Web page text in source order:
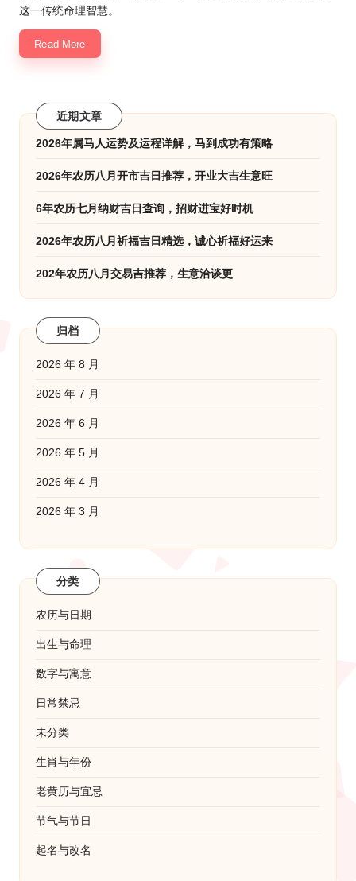
这一传统命理智慧。
Read More
近期文章
2026年属马人运势及运程详解，马到成功有策略
2026年农历八月开市吉日推荐，开业大吉生意旺
6年农历七月纳财吉日查询，招财进宝好时机
2026年农历八月祈福吉日精选，诚心祈福好运来
202年农历八月交易吉推荐，生意洽谈更
归档
2026 年 8 月
2026 年 7 月
2026 年 6 月
2026 年 5 月
2026 年 4 月
2026 年 3 月
分类
农历与日期
出生与命理
数字与寓意
日常禁忌
未分类
生肖与年份
老黄历与宜忌
节气与节日
起名与改名